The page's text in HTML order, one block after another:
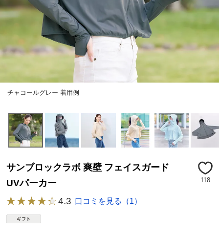
チャコールグレー 着用例
サンブロックラボ 爽壁 フェイスガード
UVパーカー
118
4.3 口コミを見る（1）